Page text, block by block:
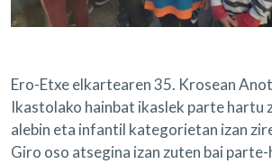
Ero-Etxe elkartearen 35. Krosean
Ikastolako hainbat ikaslek parte hartu
alebin eta infantil kategorietan izan
Giro oso atsegina izan zuten bai